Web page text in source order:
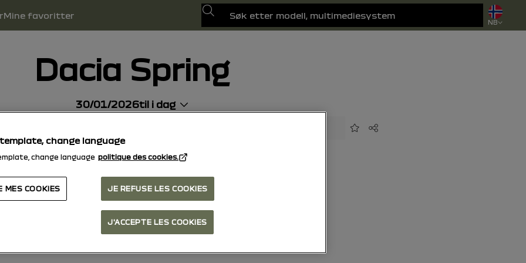
Mine favoritter
Søk
NB
Dacia Spring
30/01/2026til i dag
Legg til i favoritter
Del
change language
change language politique des cookies.
JE REFUSE LES COOKIES
J'ACCEPTE LES COOKIES
MES COOKIES